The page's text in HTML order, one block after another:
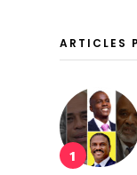
ARTICLES
1